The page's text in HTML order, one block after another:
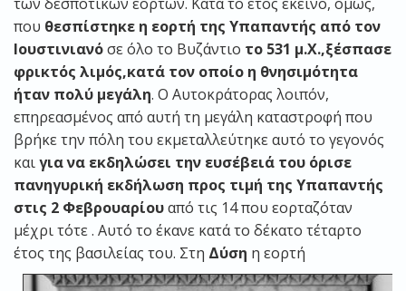
που θεσπίστηκε η εορτή της Υπαπαντής από τον
Ιουστινιανόσε όλο το Βυζάντιο το 531 μ.Χ.,ξέσπασε
φρικτός λιμός,κατά τον οποίο η θνησιμότητα
ήταν πολύ μεγάλη. Ο Αυτοκράτορας λοιπόν,
επηρεασμένος από αυτή τη μεγάλη καταστροφή που
βρήκε την πόλη του εκμεταλλεύτηκε αυτό το γεγονός
καιγια να εκδηλώσει την ευσέβειά του όρισε
πανηγυρική εκδήλωση προς τιμή της Υπαπαντής
στις 2 Φεβρουαρίουαπό τις 14 που εορταζόταν
μέχρι τότε . Αυτό το έκανε κατά το δέκατο τέταρτο
έτος της βασιλείας του. Στη Δύση η εορτή